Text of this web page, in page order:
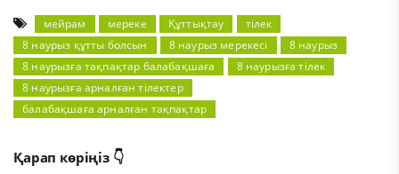
мейрам мереке Құттықтау
тілек
8 наурыз құтты болсын
8 наурыз мерекесі
8 наурыз
8 наурызға тақпақтар балабақшаға
8 наурызға тілек
8 наурызға арналған тілектер
балабақшаға арналған тақпақтар
Қарап көріңіз 👇